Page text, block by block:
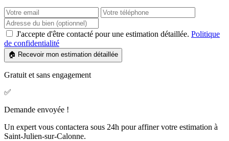
J'accepte d'être contacté pour une estimation détaillée. Politique
de confidentialité
🏠 Recevoir mon estimation détaillée
Gratuit et sans engagement
✅
Demande envoyée !
Un expert vous contactera sous 24h pour affiner votre estimation à
Saint-Julien-sur-Calonne.